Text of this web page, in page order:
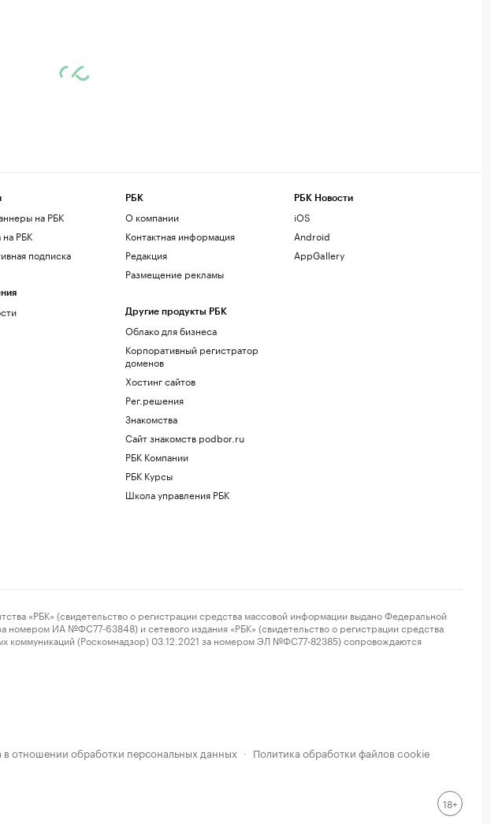
на РБК
РБК
подписка
РБК
О компании
Контактная информация
Редакция
Размещение рекламы
Другие продукты РБК
Облако для бизнеса
Корпоративный регистратор
доменов
Хостинг сайтов
Рег.решения
Знакомства
Сайт знакомств podbor.ru
РБК Компании
РБК Курсы
Школа управления РБК
РБК Новости
iOS
Android
AppGallery
(свидетельство о регистрации средства массовой информации выдано Федеральной
ИА №ФС77-63848) и сетевого издания «РБК» (свидетельство о регистрации средства
коммуникаций (Роскомнадзор) 03.12.2021 за номером ЭЛ №ФС77-82385) сопровождаются
в отношении обработки персональных данных · Политика обработки файлов cookie
18+